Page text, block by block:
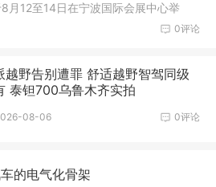
8月12至14日在宁波国际会展中心举
0评论
越野告别遭罪 舒适越野智驾同级
泰钽700乌鲁木齐实拍
0评论
08-06
的电气化骨架